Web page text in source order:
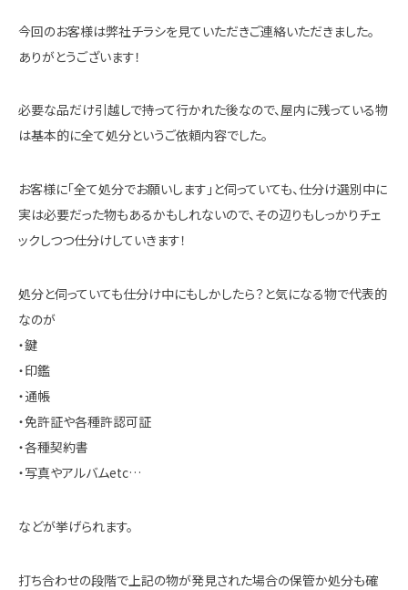
今回のお客様は弊社チラシを見ていただきご連絡いただきました。
ありがとうございます！
必要な品だけ引越しで持って行かれた後なので、屋内に残っている物
は基本的に全て処分というご依頼内容でした。
お客様に「全て処分でお願いします」と伺っていても、仕分け選別中に
実は必要だった物もあるかもしれないので、その辺りもしっかりチェ
ックしつつ仕分けしていきます！
処分と伺っていても仕分け中にもしかしたら？と気になる物で代表的
なのが
・鍵
・印鑑
・通帳
・免許証や各種許認可証
・各種契約書
・写真やアルバムetc…
などが挙げられます。
打ち合わせの段階で上記の物が発見された場合の保管か処分も確